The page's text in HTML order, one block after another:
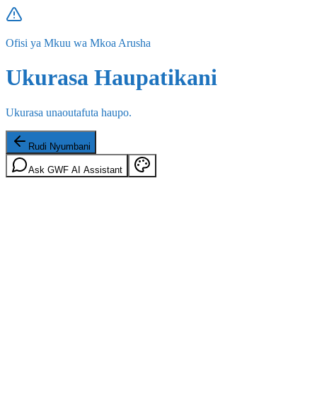
Ofisi ya Mkuu wa Mkoa Arusha
Ukurasa Haupatikani
Ukurasa unaoutafuta haupo.
Rudi Nyumbani
Ask GWF AI Assistant